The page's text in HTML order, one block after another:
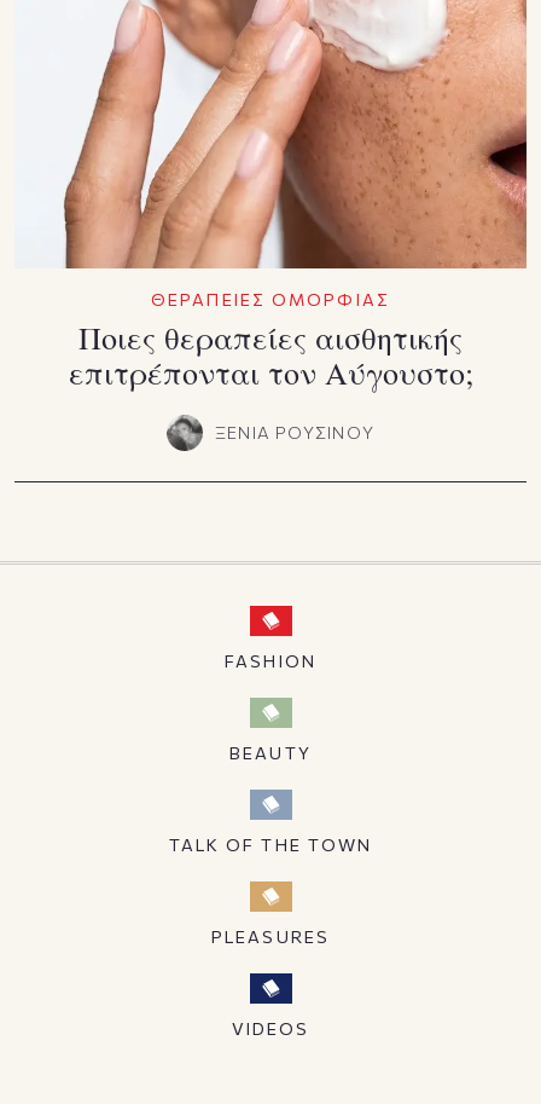
ΘΕΡΑΠΕΙΕΣ ΟΜΟΡΦΙΑΣ
Ποιες θεραπείες αισθητικής
επιτρέπονται τον Αύγουστο;
ΞΕΝΙΑ ΡΟΥΣΙΝΟΥ
FASHION
BEAUTY
TALK OF THE TOWN
PLEASURES
VIDEOS